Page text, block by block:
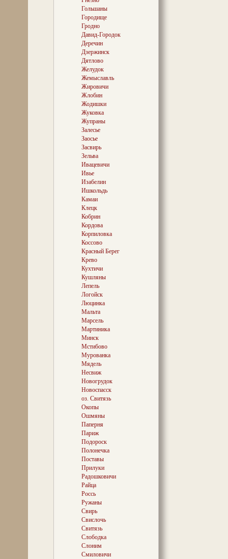
Гольшаны
Городище
Гродно
Давид-Городок
Деречин
Дзержинск
Дятлово
Желудок
Жемыславль
Жировичи
Жлобин
Жодишки
Жуковка
Жупраны
Залесье
Заосье
Засвирь
Зельва
Ивацевичи
Ивье
Изабелин
Ишкольдь
Камаи
Клецк
Кобрин
Кордова
Корпиловка
Коссово
Красный Берег
Крево
Кухтичи
Кушляны
Лепель
Логойск
Люцинка
Мальта
Марсель
Мартиника
Минск
Мстибово
Мурованка
Мядель
Несвиж
Новогрудок
Новоспасск
оз. Свитязь
Окопы
Ошмяны
Паперня
Париж
Подороск
Полонечка
Поставы
Прилуки
Радошковичи
Райца
Россь
Ружаны
Свирь
Свислочь
Свитязь
Слободка
Слоним
Смиловичи